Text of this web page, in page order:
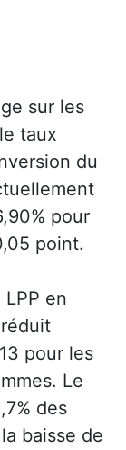
sur les
taux
du
pour
point.
en
pour les
Le
des
baisse de